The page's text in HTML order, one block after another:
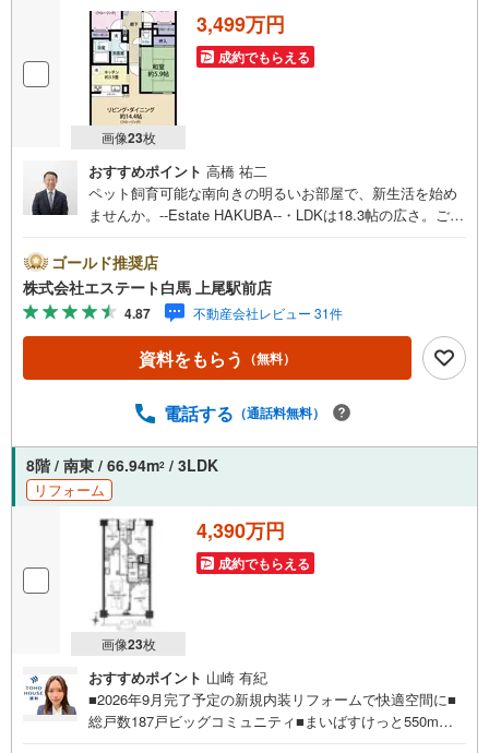
画像23枚
3,499万円
成約でもらえる
おすすめポイント 高橋 祐二
ペット飼育可能な南向きの明るいお部屋で、新生活を始め
ませんか。--Estate HAKUBA--・LDKは18.3帖の広さ。ご家
ら予定しています。・大宮駅利用の利便性が特徴。通勤通
学の強い味方。・187戸のビッグコミュニティ。管理状態、
良好です。・【リフォーム内容（2015年4月完了）】・水
回り設備一式の交換や内装全面の施工等を実施。Public Rel
ations ----◇弊社は中古設備にも修理サービスを無料で付保
します。◇提携FPへの無料個別相談サービスが好評です。
どセキュリティ対策が施された安心の住まいです。
ゴールド推奨店
株式会社エステート白馬 上尾駅前店
4.87 不動産会社レビュー 31件
資料をもらう （無料）
電話する （通話料無料）
8階 / 南東 / 66.94m2 / 3LDK
リフォーム
画像23枚
4,390万円
成約でもらえる
おすすめポイント 山崎 有紀
■2026年9月完了予定の新規内装リフォームで快適空間に■
総戸数187戸ビッグコミュニティ■まいばすけっと550m